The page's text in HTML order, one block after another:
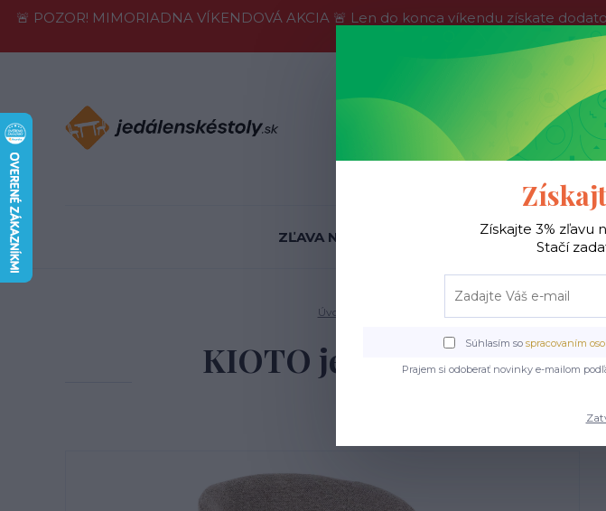
🚨 POZOR! MIMORIADNA VÍKENDOVÁ AKCIA 🚨 Len do konca víkendu získate
do nedele, tak neváhajte a
ZĽAVA NA SKLADE ! Jedálenské stoly
Úvod
KIOTO jedálenská
Získajte 3% zľavu
Stačí
Súhlasím so spracovaním
Prajem si odoberať novinky e-mailom